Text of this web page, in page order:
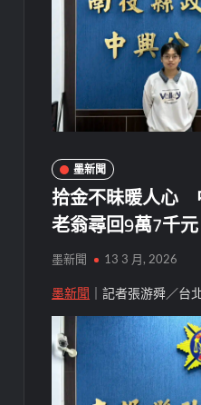
墨新聞
拾金不昧暖人心
老翁尋回9萬7千元
墨新聞 13 3 月, 2026
墨新聞 ｜記者張游舜／台